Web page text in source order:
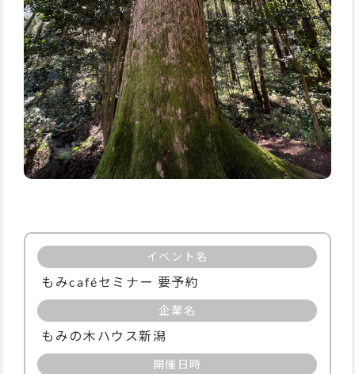
イベント名
もみcaféセミナー 要予約
企業名
もみの木ハウス新潟
開催日時